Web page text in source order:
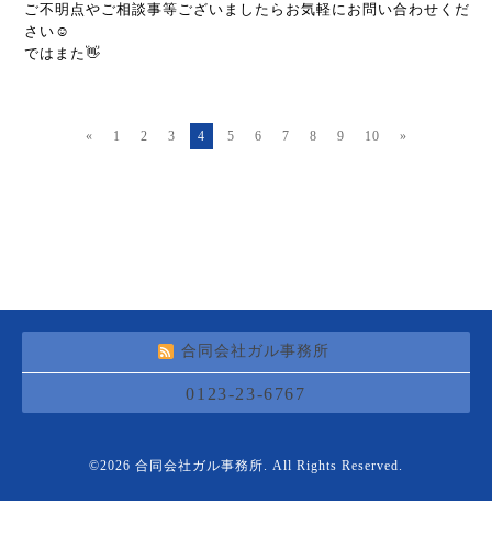
ご不明点やご相談事等ございましたらお気軽にお問い合わせくだ
さい☺
ではまた👋
« 1 2 3 4 5 6 7 8 9 10 »
合同会社ガル事務所
0123-23-6767
©2026 合同会社ガル事務所. All Rights Reserved.